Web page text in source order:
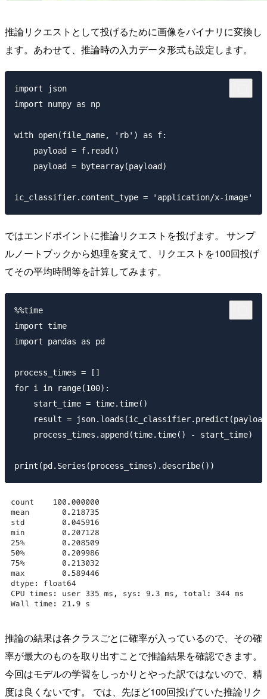
推論リクエストとして投げるために画像をバイナリに変換し
ます。あわせて、推論時の入力データ形式も設定します。
import json
import numpy as np
with open(file_name, 'rb') as f:
    payload = f.read()
    payload = bytearray(payload)
ではエンドポイントに推論リクエストを投げます。 サンプ
ルノートブックから処理を変えて、リクエストを100回投げ
てその平均時間等を計算してみます。
%%time
import time
import pandas as pd
process_times = []
for i in range(100):
    start_time = time.time()
result =
    process_times.append(time.time() - start_time)
推論の結果は各クラスごとに確率が入っているので、その確
率が最大のものを取り出すことで推論結果を確認できます。
今回はモデルの学習をしっかりとやった訳ではないので、精
度は良くないです。 では、先ほど100回投げていた推論リク